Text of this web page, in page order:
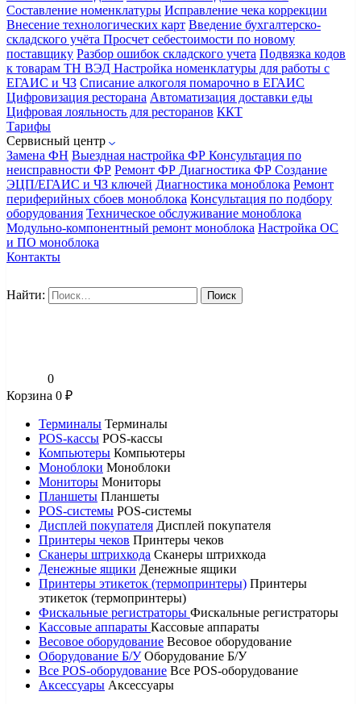
Составление номенклатуры Исправление чека коррекции
Внесение технологических карт Введение бухгалтерско-
складского учёта Просчет себестоимости по новому
поставщику Разбор ошибок складского учета Подвязка кодов
к товарам ТН ВЭД Настройка номенклатуры для работы с
ЕГАИС и ЧЗ Списание алкоголя помарочно в ЕГАИС
Цифровизация ресторана Автоматизация доставки еды
Цифровая лояльность для ресторанов ККТ
Тарифы
Сервисный центр
Замена ФН Выездная настройка ФР Консультация по
неисправности ФР Ремонт ФР Диагностика ФР Создание
ЭЦП/ЕГАИС и ЧЗ ключей Диагностика моноблока Ремонт
периферийных сбоев моноблока Консультация по подбору
оборудования Техническое обслуживание моноблока
Модульно-компонентный ремонт моноблока Настройка ОС
и ПО моноблока
Контакты
Найти:
0
Корзина 0 ₽
Терминалы Терминалы
POS-кассы POS-кассы
Компьютеры Компьютеры
Моноблоки Моноблоки
Мониторы Мониторы
Планшеты Планшеты
POS-системы POS-системы
Дисплей покупателя Дисплей покупателя
Принтеры чеков Принтеры чеков
Сканеры штрихкода Сканеры штрихкода
Денежные ящики Денежные ящики
Принтеры этикеток (термопринтеры) Принтеры
этикеток (термопринтеры)
Фискальные регистраторы Фискальные регистраторы
Кассовые аппараты Кассовые аппараты
Весовое оборудование Весовое оборудование
Оборудование Б/У Оборудование Б/У
Все POS-оборудование Все POS-оборудование
Аксессуары Аксессуары